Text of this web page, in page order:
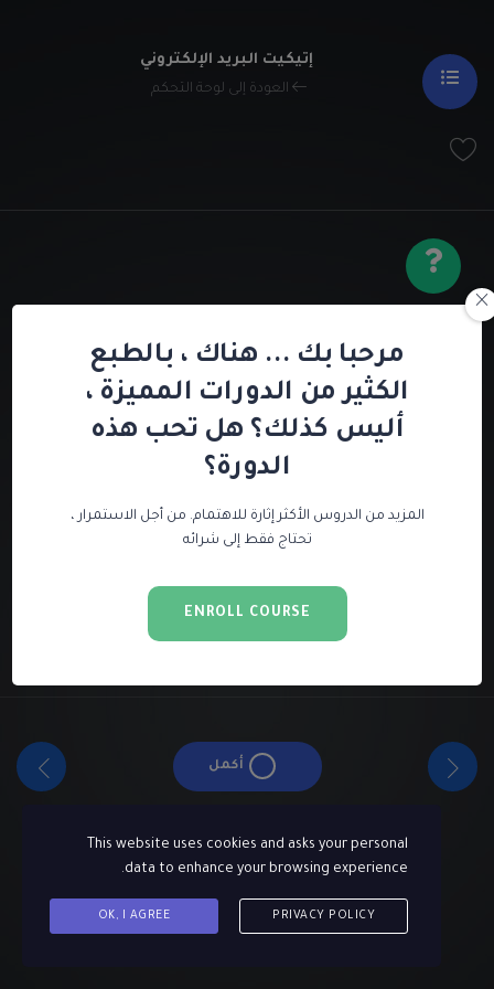
إتيكيت البريد الإلكتروني
العودة إلى لوحة التحكم
مرحبا بك ... هناك ، بالطبع
الكثير من الدورات المميزة ،
أليس كذلك؟ هل تحب هذه
الدورة؟
المزيد من الدروس الأكثر إثارة للاهتمام. من أجل الاستمرار ،
تحتاج فقط إلى شرائه
ENROLL COURSE
الدرس الثالث
الدرس مقفل. يرجى شراء دورة للمتابعة.
أكمل
This website uses cookies and asks your personal
data to enhance your browsing experience.
OK, I AGREE PRIVACY POLICY